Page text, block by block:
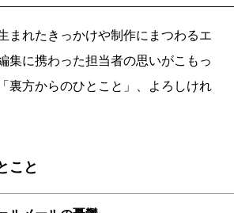
まれたきっかけや制作にまつわるエ
集に携わった担当者の思いがこもっ
裏方からのひとこと」、よろしけれ
こと